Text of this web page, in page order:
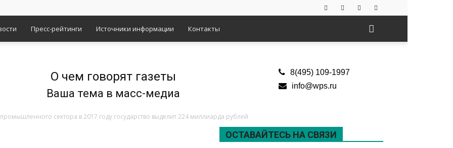
Пресс-рейтинги Источники информации Контакты
О чем говорят газеты
Ваша тема в масс-медиа
8(495) 109-1997
info@wps.ru
сектора в 2017 году государство выделит 224 миллиарда рублей
ОСТАВАЙТЕСЬ НА СВЯЗИ